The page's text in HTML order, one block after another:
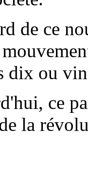
de ce
dix ou
ce
la